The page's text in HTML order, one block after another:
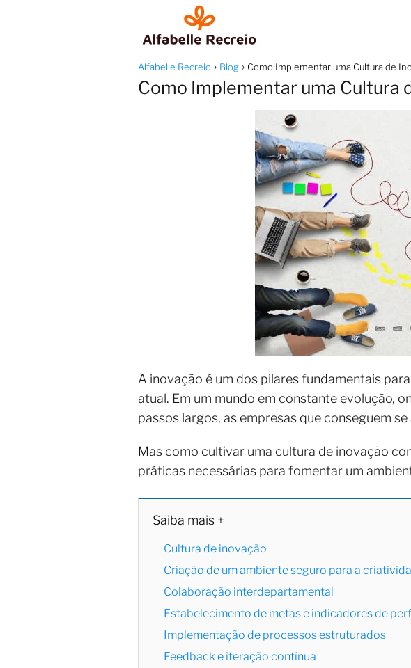
Alfabelle Recreio Blog Como Implementar uma Cultura de
Como Implementar uma Cultura
A inovação é um dos pilares fundamentais
atual. Em um mundo em constante evolução,
passos largos, as empresas que conseguem
Mas como cultivar uma cultura de inovação
práticas necessárias para fomentar um
Saiba mais +
Cultura de inovação
Criação de um ambiente seguro para a
Colaboração interdepartamental
Estabelecimento de metas e indicadores de
Implementação de processos estruturados
Feedback e iteração contínua